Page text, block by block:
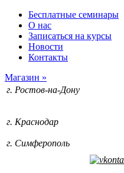
Бесплатные семинары
О нас
Записаться на курсы
Новости
Контакты
Магазин »
г. Ростов-на-Дону
г. Краснодар
г. Симферополь